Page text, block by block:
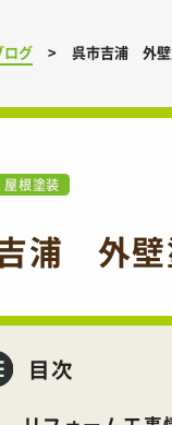
ログ 呉市吉浦 外
屋根塗装
浦 外
目次